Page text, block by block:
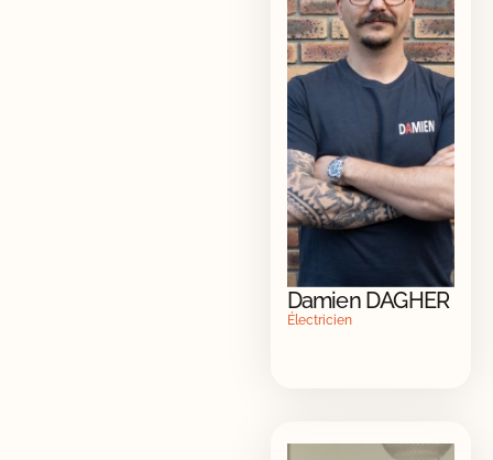
Damien DAGHER
Électricien